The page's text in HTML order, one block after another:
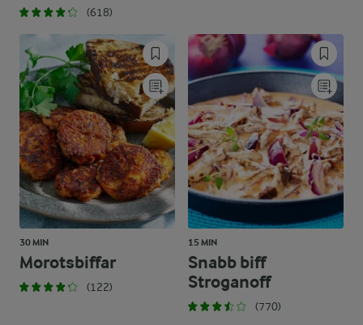
(618)
30 MIN
Morotsbiffar
(122)
15 MIN
Snabb biff
Stroganoff
(770)